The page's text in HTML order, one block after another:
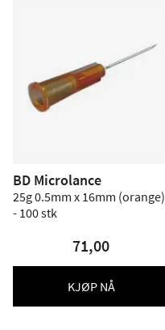
BD Microlance
25g 0.5mm x 16mm (orange)
- 100 stk
71,00
KJØP NÅ